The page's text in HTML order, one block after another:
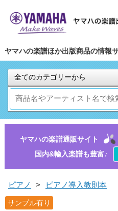
ヤマハの楽譜ほか出版商品の情報
ヤマハの楽譜通販サイト
国内&輸入楽譜も豊富♪
ピアノ > ピアノ導入教則本
サンプル有り